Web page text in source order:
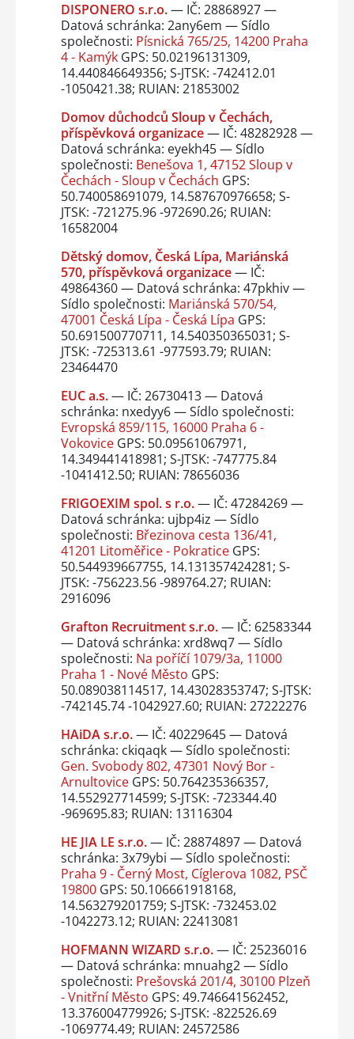
DISPONERO s.r.o.— IČ: 28868927 —
Datová schránka: 2any6em — Sídlo
společnosti: Písnická 765/25, 14200 Praha
4 - KamýkGPS: 50.02196131309,
14.440846649356; S-JTSK: -742412.01
-1050421.38; RUIAN: 21853002
Domov důchodců Sloup v Čechách,
příspěvková organizace— IČ: 48282928 —
Datová schránka: eyekh45 — Sídlo
společnosti: Benešova 1, 47152 Sloup v
Čechách - Sloup v Čechách GPS:
50.740058691079, 14.587670976658; S-
JTSK: -721275.96 -972690.26; RUIAN:
16582004
Dětský domov, Česká Lípa, Mariánská
570, příspěvková organizace— IČ:
49864360 — Datová schránka: 47pkhiv —
Sídlo společnosti: Mariánská 570/54,
47001 Česká Lípa - Česká Lípa GPS:
50.691500770711, 14.540350365031; S-
JTSK: -725313.61 -977593.79; RUIAN:
23464470
EUC a.s.— IČ: 26730413 — Datová
schránka: nxedyy6 — Sídlo společnosti:
Evropská 859/115, 16000 Praha 6 -
VokoviceGPS: 50.09561067971,
14.349441418981; S-JTSK: -747775.84
-1041412.50; RUIAN: 78656036
FRIGOEXIM spol. s r.o.— IČ: 47284269 —
Datová schránka: ujbp4iz — Sídlo
společnosti: Březinova cesta 136/41,
41201 Litoměřice - PokraticeGPS:
50.544939667755, 14.131357424281; S-
JTSK: -756223.56 -989764.27; RUIAN:
2916096
Grafton Recruitment s.r.o.— IČ: 62583344
— Datová schránka: xrd8wq7 — Sídlo
společnosti: Na poříčí 1079/3a, 11000
Praha 1 - Nové Město GPS:
50.089038114517, 14.43028353747; S-JTSK:
-742145.74 -1042927.60; RUIAN: 27222276
HAiDA s.r.o.— IČ: 40229645 — Datová
schránka: ckiqaqk — Sídlo společnosti:
Gen. Svobody 802, 47301 Nový Bor -
ArnultoviceGPS: 50.764235366357,
14.552927714599; S-JTSK: -723344.40
-969695.83; RUIAN: 13116304
HE JIA LE s.r.o.— IČ: 28874897 — Datová
schránka: 3x79ybi — Sídlo společnosti:
Praha 9 - Černý Most, Cíglerova 1082, PSČ
19800GPS: 50.106661918168,
14.563279201759; S-JTSK: -732453.02
-1042273.12; RUIAN: 22413081
HOFMANN WIZARD s.r.o.— IČ: 25236016
— Datová schránka: mnuahg2 — Sídlo
společnosti: Prešovská 201/4, 30100 Plzeň
- Vnitřní Město GPS: 49.746641562452,
13.376004779926; S-JTSK: -822526.69
-1069774.49; RUIAN: 24572586